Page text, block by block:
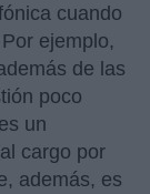
cuando
ejemplo,
de las
poco
un
cargo por
además, es